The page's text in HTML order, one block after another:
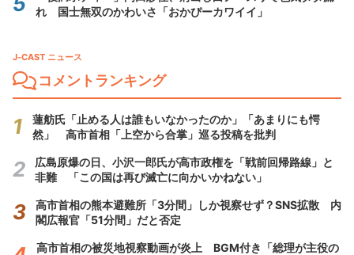
れ 国士無双のかわいさ「おかぴーカワイイ」
J-CAST ニュース
コメントランキング
蓮舫氏「止める人は誰もいなかったのか」「あまりにも愕
然」 高市首相「上空から合掌」巡る投稿を批判
広島原爆の日、小沢一郎氏が高市政権を「戦前回帰路線」と
非難 「この国は再び滅亡に向かいかねない」
高市首相の熊本避難所「3分間」しか視察せず？SNS拡散 内
閣広報官「51分間」だと否定
高市首相の被災地視察動画が炎上 BGM付き「総理が主役の